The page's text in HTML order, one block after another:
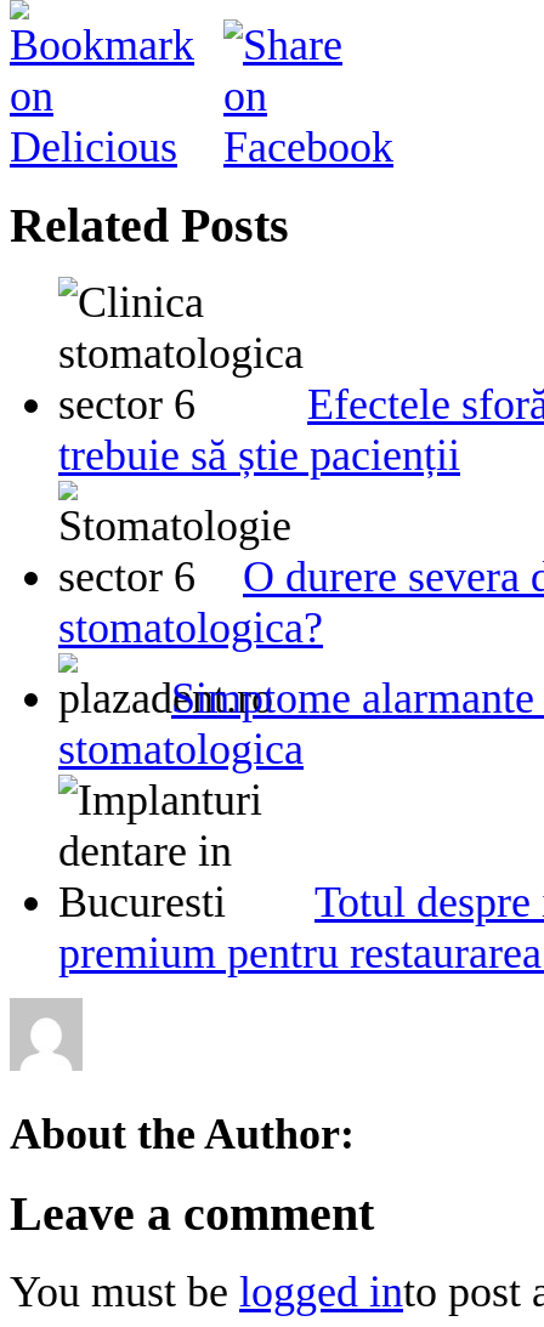
Related Posts
Efectele
trebuie să știe pacienții
O durere severa
stomatologica?
Simptome
stomatologica
Totul
premium pentru
About the Author:
Leave a comment
You must be logged into post